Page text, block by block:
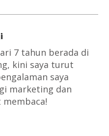
7 tahun berada di
kini saya turut
saya
marketing dan
membaca!